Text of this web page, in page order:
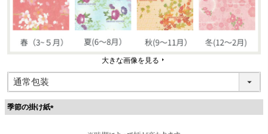
大きな画像を見る
季節の掛け紙